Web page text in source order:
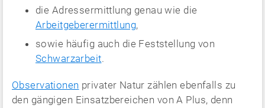
die Adressermittlung genau wie die
Arbeitgeberermittlung,
sowie häufig auch die Feststellung von
Schwarzarbeit.
Observationen privater Natur zählen ebenfalls zu
den gängigen Einsatzbereichen von A Plus, denn